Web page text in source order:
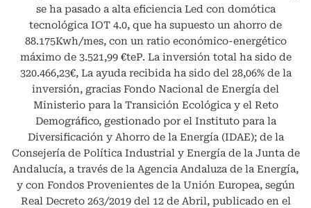
se ha pasado a alta eficiencia Led con domótica
tecnológica IOT 4.0, que ha supuesto un ahorro de
88.175Kwh/mes, con un ratio económico-energético
máximo de 3.521,99 €teP. La inversión total ha sido de
320.466,23€, La ayuda recibida ha sido del 28,06% de la
inversión, gracias Fondo Nacional de Energía del
Ministerio para la Transición Ecológica y el Reto
Demográfico, gestionado por el Instituto para la
Diversificación y Ahorro de la Energía (IDAE); de la
Consejería de Política Industrial y Energía de la Junta de
Andalucía, a través de la Agencia Andaluza de la Energía,
y con Fondos Provenientes de la Unión Europea, según
Real Decreto 263/2019 del 12 de Abril, publicado en el